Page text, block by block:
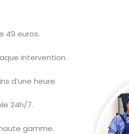
49 euros.
intervention.
d’une heure.
24h/7.
gamme.